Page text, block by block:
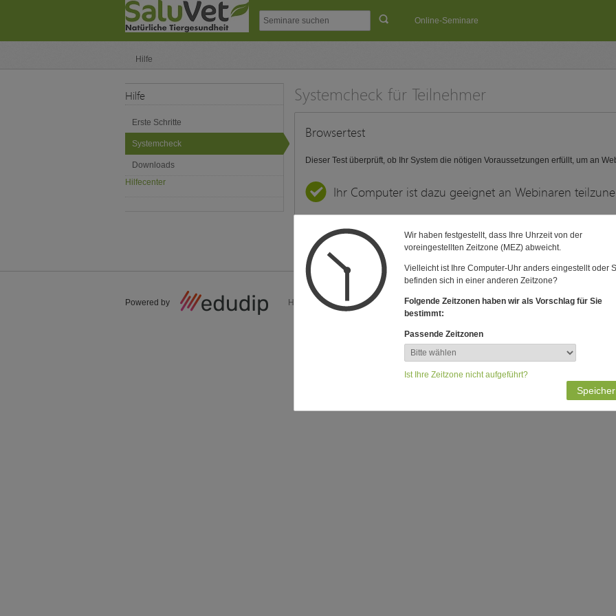
Online-Seminare
Hilfe
Hilfe
Erste Schritte
Systemcheck
Downloads
Hilfecenter
Systemcheck für Teilnehmer
Browsertest
Dieser Test überprüft, ob Ihr System die nötigen Voraussetzungen erfüllt, um an
Ihr Computer ist dazu geeignet an Webinaren
Powered by Datenschutz
Impressum
AGB
Hilfe
Wir haben festgestellt, dass Ihre Uhrzeit von der
voreingestellten Zeitzone (MEZ) abweicht.
Vielleicht ist Ihre Computer-Uhr anders eingestellt oder
befinden sich in einer anderen Zeitzone?
Folgende Zeitzonen haben wir als Vorschlag für Sie
bestimmt:
Passende Zeitzonen
Ist Ihre Zeitzone nicht aufgeführt?